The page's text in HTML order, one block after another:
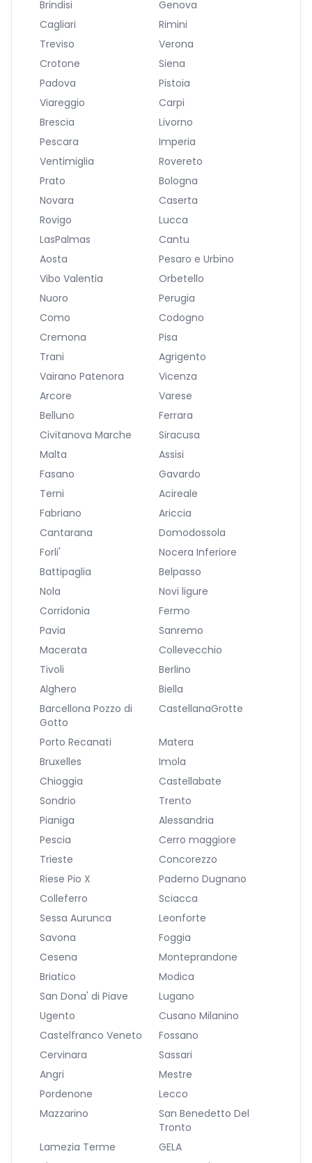
Brindisi
Genova
Cagliari
Rimini
Treviso
Verona
Crotone
Siena
Padova
Pistoia
Viareggio
Carpi
Brescia
Livorno
Pescara
Imperia
Ventimiglia
Rovereto
Prato
Bologna
Novara
Caserta
Rovigo
Lucca
LasPalmas
Cantu
Aosta
Pesaro e Urbino
Vibo Valentia
Orbetello
Nuoro
Perugia
Como
Codogno
Cremona
Pisa
Trani
Agrigento
Vairano Patenora
Vicenza
Arcore
Varese
Belluno
Ferrara
Civitanova Marche
Siracusa
Malta
Assisi
Fasano
Gavardo
Terni
Acireale
Fabriano
Ariccia
Cantarana
Domodossola
Forli'
Nocera Inferiore
Battipaglia
Belpasso
Nola
Novi ligure
Corridonia
Fermo
Pavia
Sanremo
Macerata
Collevecchio
Tivoli
Berlino
Alghero
Biella
Barcellona Pozzo di
Gotto
CastellanaGrotte
Porto Recanati
Matera
Bruxelles
Imola
Chioggia
Castellabate
Sondrio
Trento
Pianiga
Alessandria
Pescia
Cerro maggiore
Trieste
Concorezzo
Riese Pio X
Paderno Dugnano
Colleferro
Sciacca
Sessa Aurunca
Leonforte
Savona
Foggia
Cesena
Monteprandone
Briatico
Modica
San Dona' di Piave
Lugano
Ugento
Cusano Milanino
Castelfranco Veneto
Fossano
Cervinara
Sassari
Angri
Mestre
Pordenone
Lecco
Mazzarino
San Benedetto Del
Tronto
Lamezia Terme
GELA